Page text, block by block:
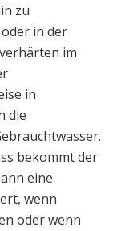
zu
in der
im
in
die
bekommt der
eine
wenn
oder wenn